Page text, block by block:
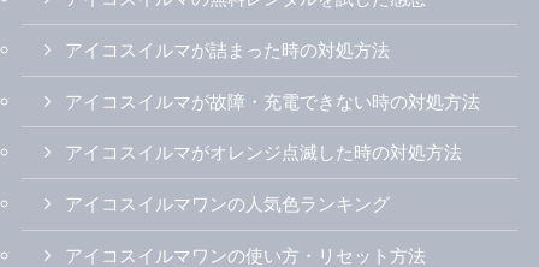
アイコスイルマが詰まった時の対処方法
アイコスイルマが故障・充電できない時の対処方法
アイコスイルマがオレンジ点滅した時の対処方法
アイコスイルマワンの人気色ランキング
アイコスイルマワンの使い方・リセット方法